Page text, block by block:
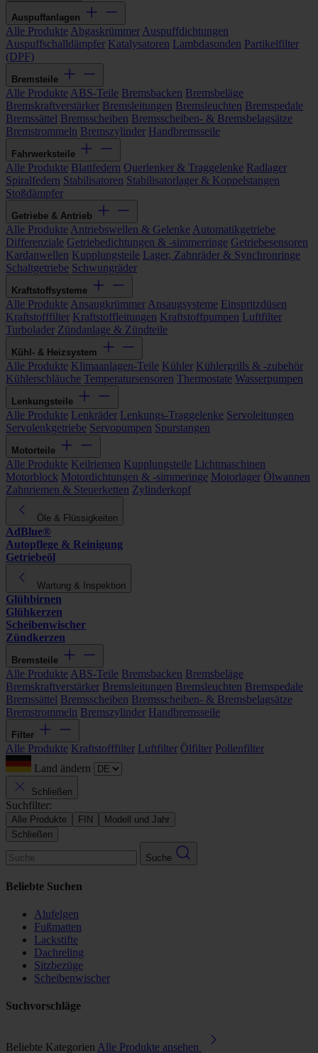
Auspuffanlagen
Alle Produkte Abgaskrümmer Auspuffdichtungen
Auspuffschalldämpfer Katalysatoren Lambdasonden Partikelfilter
(DPF)
Bremsteile
Alle Produkte ABS-Teile Bremsbacken Bremsbeläge
Bremskraftverstärker Bremsleitungen Bremsleuchten Bremspedale
Bremssättel Bremsscheiben Bremsscheiben- & Bremsbelagsätze
Bremstrommeln Bremszylinder Handbremsseile
Fahrwerksteile
Alle Produkte Blattfedern Querlenker & Traggelenke Radlager
Spiralfedern Stabilisatoren Stabilisatorlager & Koppelstangen
Stoßdämpfer
Getriebe & Antrieb
Alle Produkte Antriebswellen & Gelenke Automatikgetriebe
Differenziale Getriebedichtungen & -simmerringe Getriebesensoren
Kardanwellen Kupplungsteile Lager, Zahnräder & Synchronringe
Schaltgetriebe Schwungräder
Kraftstoffsysteme
Alle Produkte Ansaugkrümmer Ansaugsysteme Einspritzdüsen
Kraftstofffilter Kraftstoffleitungen Kraftstoffpumpen Luftfilter
Turbolader Zündanlage & Zündteile
Kühl- & Heizsystem
Alle Produkte Klimaanlagen-Teile Kühler Kühlergrills & -zubehör
Kühlerschläuche Temperatursensoren Thermostate Wasserpumpen
Lenkungsteile
Alle Produkte Lenkräder Lenkungs-Traggelenke Servoleitungen
Servolenkgetriebe Servopumpen Spurstangen
Motorteile
Alle Produkte Keilriemen Kupplungsteile Lichtmaschinen
Motorblock Motordichtungen & -simmeringe Motorlager Ölwannen
Zahnriemen & Steuerketten Zylinderkopf
Öle & Flüssigkeiten
AdBlue®
Autopflege & Reinigung
Getriebeöl
Wartung & Inspektion
Glühbirnen
Glühkerzen
Scheibenwischer
Zündkerzen
Bremsteile
Alle Produkte ABS-Teile Bremsbacken Bremsbeläge
Bremskraftverstärker Bremsleitungen Bremsleuchten Bremspedale
Bremssättel Bremsscheiben Bremsscheiben- & Bremsbelagsätze
Bremstrommeln Bremszylinder Handbremsseile
Filter
Alle Produkte Kraftstofffilter Luftfilter Ölfilter Pollenfilter
Land ändern
Schließen
Suchfilter:
Alle Produkte FIN
Modell und Jahr
Schließen
Suche
Beliebte Suchen
Alufelgen
Fußmatten
Lackstifte
Dachreling
Sitzbezüge
Scheibenwischer
Suchvorschläge
Beliebte Kategorien Alle Produkte ansehen